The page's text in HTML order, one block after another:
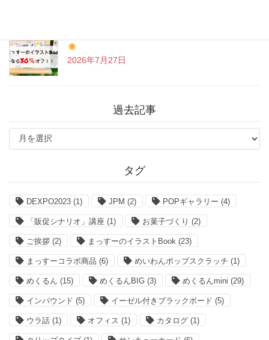
2026年7月27日
過去記事
過
記
タグ
DEXPO2023 (1) JPM (2) POPギャラリー (4)
「販促シナリオ」講座 (1) お菓子づくり (2)
ご挨拶 (2) まっすーのイラストBook (23)
まっすーコラボ商品 (6) めいわんポップスクラッチ (1)
めくるん (15) めくるんBIG (3) めくるんmini (29)
インバウンド (5) イーゼル付きブラックボード (5)
ウラ話 (1) オフィス (1) カタログ (1)